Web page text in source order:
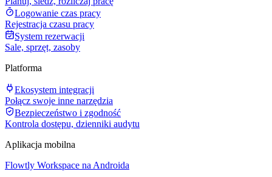
Logowanie czas pracy
Rejestracja czasu pracy
System rezerwacji
Sale, sprzęt, zasoby
Platforma
Ekosystem integracji
Połącz swoje inne narzędzia
Bezpieczeństwo i zgodność
Kontrola dostępu, dzienniki audytu
Aplikacja mobilna
Flowtly Workspace na Androida